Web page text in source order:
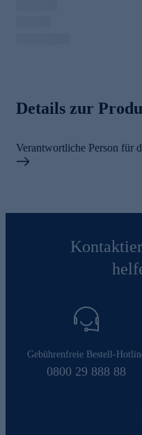
Details zur
Verantwortliche Person für
Gebührenfreie Bestell-
0800 29 888 88